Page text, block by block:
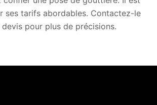
ses tarifs abordables. Contactez-le
pour plus de précisions.